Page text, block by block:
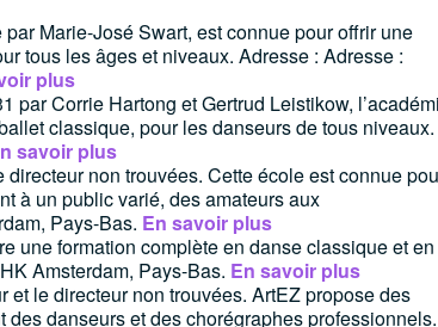
Marie-José Swart, est connue pour offrir une
tous les âges et niveaux. Adresse : Adresse :
plus
par Corrie Hartong et Gertrud Leistikow,
classique, pour les danseurs de tous niveaux.
savoir plus
directeur non trouvées. Cette école est connue
à un public varié, des amateurs aux
Pays-Bas. En savoir plus
une formation complète en danse classique et en
Amsterdam, Pays-Bas. En savoir plus
et le directeur non trouvées. ArtEZ propose des
danseurs et des chorégraphes professionnels.